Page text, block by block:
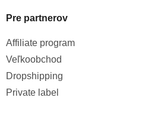
Pre partnerov
Affiliate program
Veľkoobchod
Dropshipping
Private label